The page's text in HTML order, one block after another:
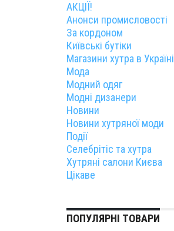
АКЦІЇ!
Анонси промисловості
За кордоном
Київські бутіки
Магазини хутра в Україні
Мода
Модний одяг
Модні дизанери
Новини
Новини хутряної моди
Події
Селебрітіс та хутра
Хутряні салони Києва
Цікаве
ПОПУЛЯРНІ ТОВАРИ